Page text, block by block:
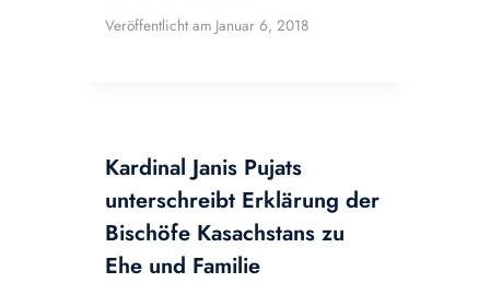
Veröffentlicht am Januar 6, 2018
Kardinal Janis Pujats
unterschreibt Erklärung der
Bischöfe Kasachstans zu
Ehe und Familie